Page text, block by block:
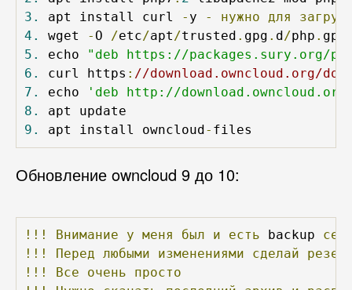
3.
apt install curl - y - нужно для
4.
wget - O /etc/apt /trusted . gpg . d/php .
5.
echo
"deb https://packages.sury.org/
6.
curl https : //download.owncloud.org/
7.
echo
'deb http://
8.
9.
apt install owncloud- files
Обновление owncloud 9 до 10:
!!! Внимание у меня был и есть backup
!!!
Перед любыми изменениями сделай
!!!
Все очень
просто